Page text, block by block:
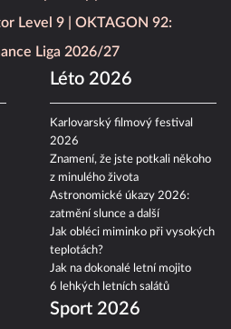
Level 9
OKTAGON 92:
Liga 2026/27
Léto 2026
Karlovarský filmový festival
2026
Znamení, že jste potkali někoho
z minulého života
Astronomické úkazy 2026:
zatmění slunce a další
Jak obléci miminko při vysokých
teplotách?
Jak na dokonalé letní mojito
6 lehkých letních salátů
Sport 2026